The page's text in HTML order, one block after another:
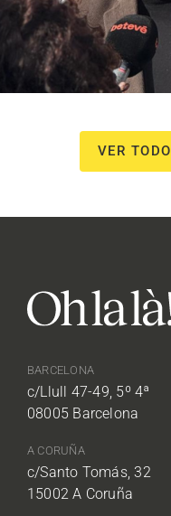
VER
BARCELONA
c/Llull 47-49, 5º 4ª
08005 Barcelona
A CORUÑA
c/Santo Tomás, 32
15002 A Coruña